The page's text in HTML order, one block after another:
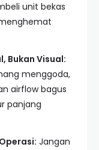
unit bekas
Bukan Visual:
menggoda,
airflow bagus
panjang
Jangan